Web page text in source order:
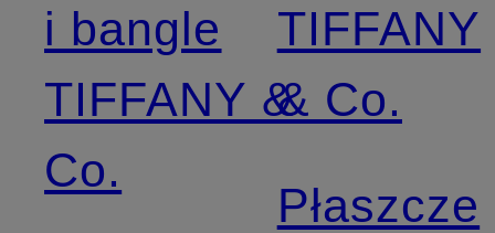
i bangle
TIFFANY &
Co.
TIFFANY
& Co.
Płaszcze